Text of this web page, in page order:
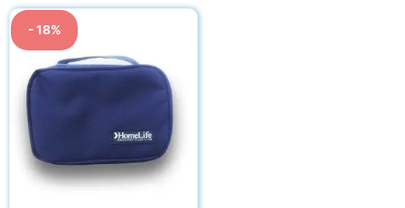
- 18%